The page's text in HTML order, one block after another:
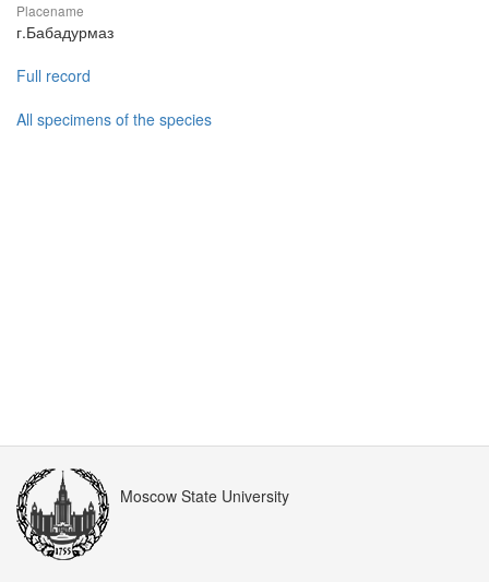
Placename
г.Бабадурмаз
Full record
All specimens of the species
Moscow State University